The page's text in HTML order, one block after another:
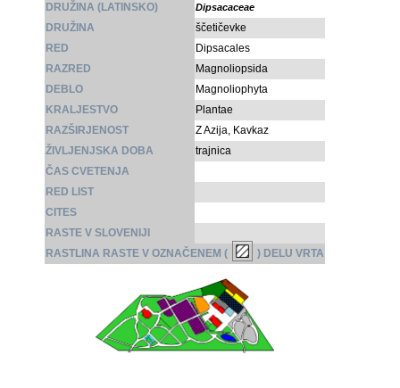
DRUŽINA (LATINSKO) Dipsacaceae
DRUŽINA
ščetičevke
RED
Dipsacales
RAZRED
Magnoliopsida
DEBLO
Magnoliophyta
KRALJESTVO
Plantae
RAZŠIRJENOST
Z Azija, Kavkaz
ŽIVLJENJSKA DOBA
trajnica
ČAS CVETENJA
RED LIST
CITES
RASTE V SLOVENIJI
RASTLINA RASTE V OZNAČENEM (
) DELU VRTA